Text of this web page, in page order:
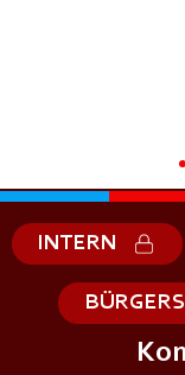
INTERN